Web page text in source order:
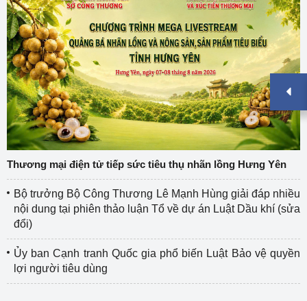
Thương mại điện tử tiếp sức tiêu thụ nhãn lồng Hưng Yên
Bộ trưởng Bộ Công Thương Lê Mạnh Hùng giải đáp nhiều
nội dung tại phiên thảo luận Tổ về dự án Luật Dầu khí (sửa
đổi)
Ủy ban Cạnh tranh Quốc gia phổ biến Luật Bảo vệ quyền
lợi người tiêu dùng